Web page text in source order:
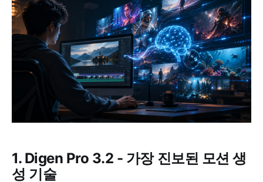
1. Digen Pro 3.2 - 가장 진보된 모션 생
성 기술